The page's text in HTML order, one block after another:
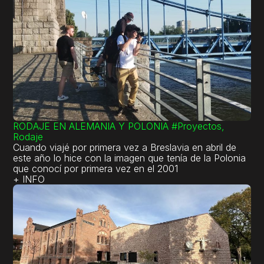
RODAJE EN ALEMANIA Y POLONIA #Proyectos,
Rodaje
Cuando viajé por primera vez a Breslavia en abril de
este año lo hice con la imagen que tenía de la Polonia
que conocí por primera vez en el 2001
+ INFO